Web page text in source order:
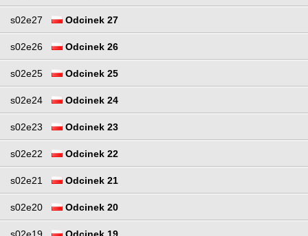
s02e27 Odcinek 27
s02e26 Odcinek 26
s02e25 Odcinek 25
s02e24 Odcinek 24
s02e23 Odcinek 23
s02e22 Odcinek 22
s02e21 Odcinek 21
s02e20 Odcinek 20